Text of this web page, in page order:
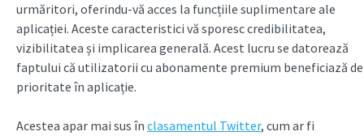
urmăritori, oferindu-vă acces la funcțiile suplimentare ale
aplicației. Aceste caracteristici vă sporesc credibilitatea,
vizibilitatea și implicarea generală. Acest lucru se datorează
faptului că utilizatorii cu abonamente premium beneficiază de
prioritate în aplicație.
Acestea apar mai sus în clasamentul Twitter, cum ar fi